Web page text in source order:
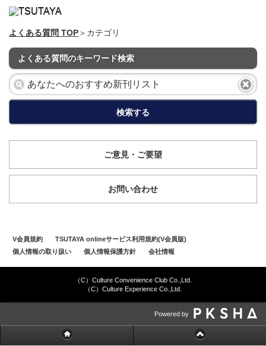
よくある質問 TOP＞カテゴリ
よくある質問のキーワード検索
検索する
ご意見・ご要望
お問い合わせ
V会員規約
TSUTAYA onlineサービス利用規約(V会員版)
個人情報の取り扱い
個人情報保護方針 会社情報
（C）Culture Convenience Club Co.,Ltd.
（C）Culture Experience Co.,Ltd.
Powered by